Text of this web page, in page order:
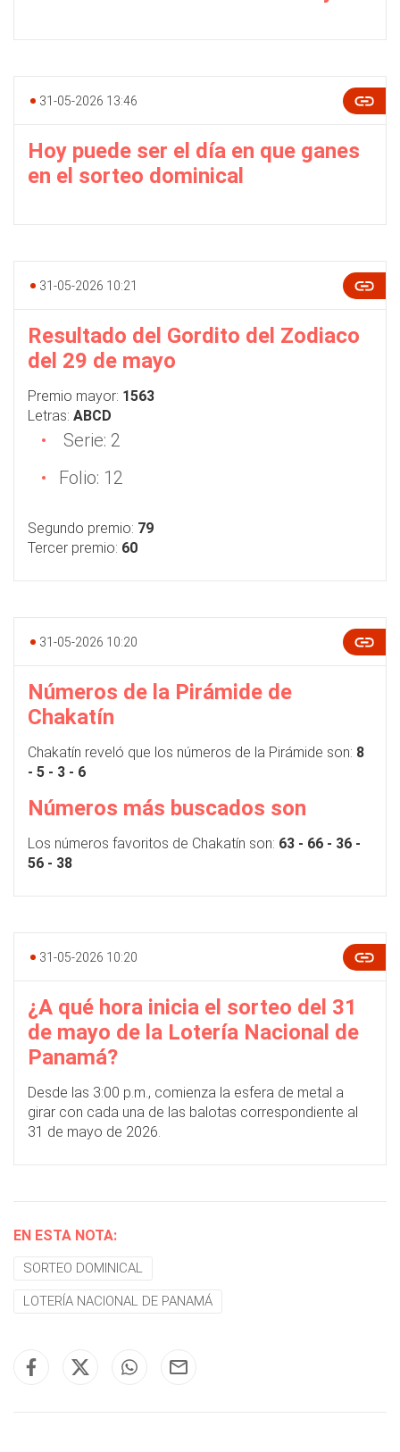
31-05-2026 13:46
Hoy puede ser el día en que ganes
en el sorteo dominical
31-05-2026 10:21
Resultado del Gordito del Zodiaco
del 29 de mayo
Premio mayor: 1563
Letras: ABCD
Serie: 2
Folio: 12
Segundo premio: 79
Tercer premio: 60
31-05-2026 10:20
Números de la Pirámide de
Chakatín
Chakatín reveló que los números de la Pirámide son: 8
- 5 - 3 - 6
Números más buscados son
Los números favoritos de Chakatín son: 63 - 66 - 36 -
56 - 38
31-05-2026 10:20
¿A qué hora inicia el sorteo del 31
de mayo de la Lotería Nacional de
Panamá?
Desde las 3:00 p.m., comienza la esfera de metal a
girar con cada una de las balotas correspondiente al
31 de mayo de 2026.
EN ESTA NOTA:
SORTEO DOMINICAL
LOTERÍA NACIONAL DE PANAMÁ